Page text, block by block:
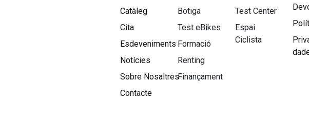
Catàleg
Cita
Esdeveniments
Notícies
Sobre Nosaltres​
Contacte
Botiga
Test eBikes
Formació
Renting
Finançament
Test Center
Espai
Ciclista